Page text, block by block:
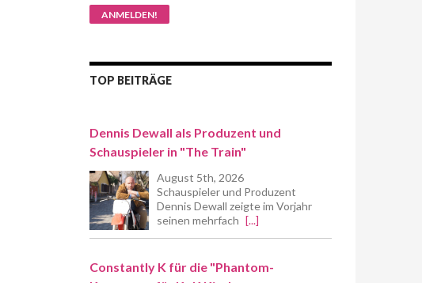
TOP BEITRÄGE
Dennis Dewall als Produzent und
Schauspieler in "The Train"
August 5th, 2026
Schauspieler und Produzent
Dennis Dewall zeigte im Vorjahr
seinen mehrfach [...]
Constantly K für die "Phantom-